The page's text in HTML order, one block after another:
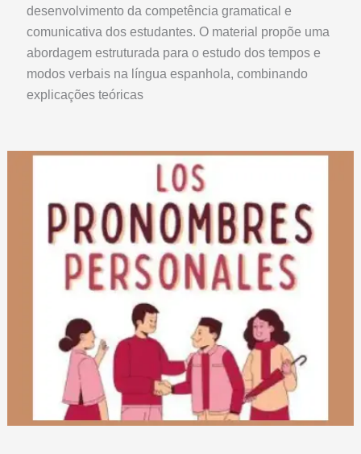
desenvolvimento da competência gramatical e
comunicativa dos estudantes. O material propõe uma
abordagem estruturada para o estudo dos tempos e
modos verbais na língua espanhola, combinando
explicações teóricas